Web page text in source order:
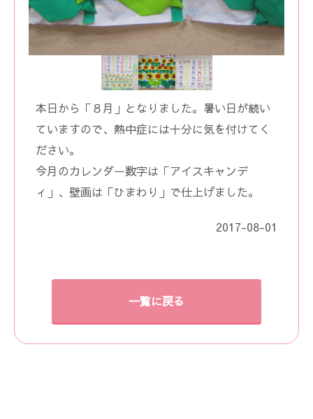
本日から「８月」となりました。暑い日が続い
ていますので、熱中症には十分に気を付けてく
ださい。
今月のカレンダー数字は「アイスキャンデ
ィ」、壁画は「ひまわり」で仕上げました。
2017-08-01
一覧に戻る